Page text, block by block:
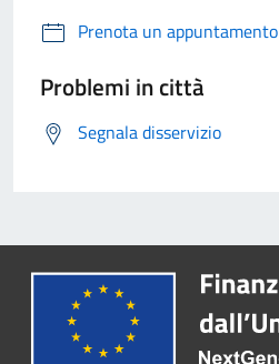
Prenota un appuntamento
Problemi in città
Segnala disservizio